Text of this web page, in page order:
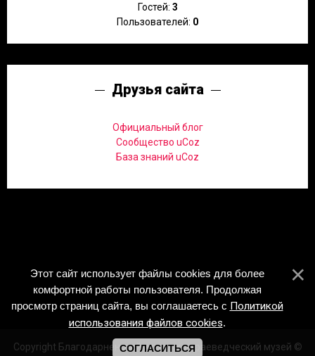
Гостей: 3
Пользователей: 0
Друзья сайта
Официальный блог
Сообщество uCoz
База знаний uCoz
Copyright Благодарненский историко-краеведческий музей ©
Этот сайт использует файлы cookies для более
комфортной работы пользователя. Продолжая
просмотр страниц сайта, вы соглашаетесь с Политикой
использования файлов cookies.
СОГЛАСИТЬСЯ